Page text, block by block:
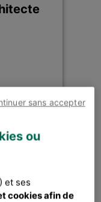
ou
et ses
cookies afin de
sans accepter